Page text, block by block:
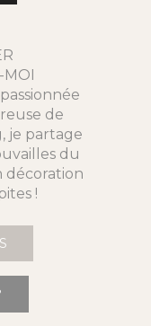
MOI
de
je partage
du
décoration
!